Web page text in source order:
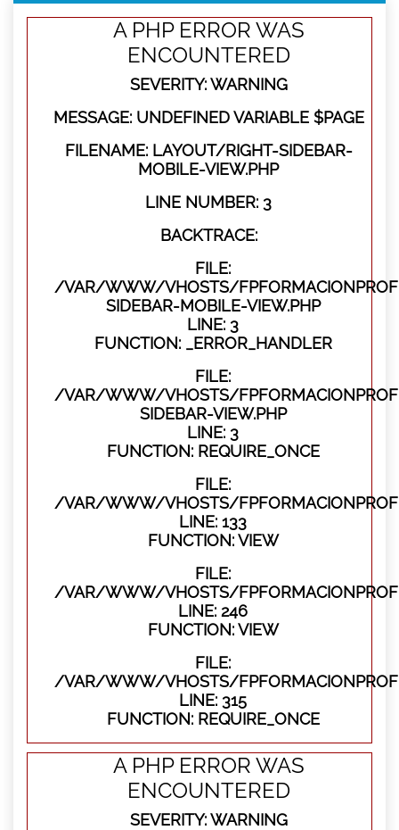
A PHP ERROR WAS
ENCOUNTERED
SEVERITY: WARNING
MESSAGE: UNDEFINED VARIABLE $PAGE
FILENAME: LAYOUT/RIGHT-SIDEBAR-
MOBILE-VIEW.PHP
LINE NUMBER: 3
BACKTRACE:
FILE:
/VAR/WWW/VHOSTS/
SIDEBAR-MOBILE-VIEW.PHP
LINE: 3
FUNCTION: _ERROR_HANDLER
FILE:
/VAR/WWW/VHOSTS/
SIDEBAR-VIEW.PHP
LINE: 3
FUNCTION: REQUIRE_ONCE
FILE:
/VAR/WWW/VHOSTS/
LINE: 133
FUNCTION: VIEW
FILE:
/VAR/WWW/VHOSTS/
LINE: 246
FUNCTION: VIEW
FILE:
/VAR/WWW/VHOSTS/
LINE: 315
FUNCTION: REQUIRE_ONCE
A PHP ERROR WAS
ENCOUNTERED
SEVERITY: WARNING